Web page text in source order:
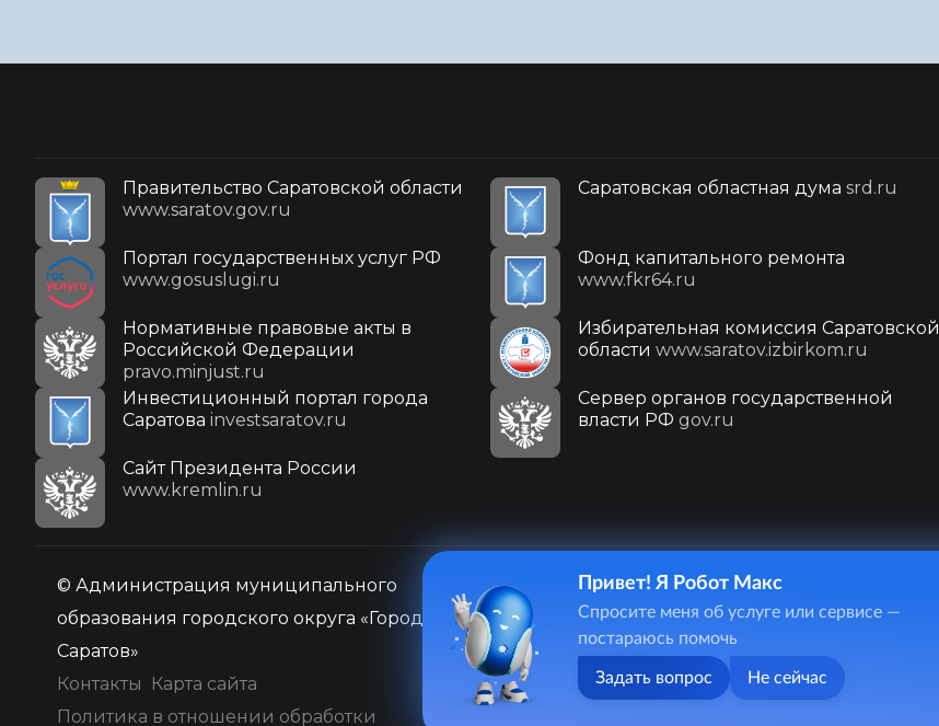
Правительство Саратовской области
www.saratov.gov.ru
Саратовская областная дума srd.ru
Портал государственных услуг РФ
www.gosuslugi.ru
Фонд капитального ремонта
www.fkr64.ru
Нормативные правовые акты в
Российской Федерации
pravo.minjust.ru
Избирательная комиссия Саратовской
области www.saratov.izbirkom.ru
Инвестиционный портал города
Саратова investsaratov.ru
Сервер органов государственной
власти РФ gov.ru
Cайт Президента России
www.kremlin.ru
© Администрация муниципального
образования городского округа «Город
Саратов»
Контакты
Карта сайта
Политика в отношении обработки
410031, г. Саратов, ул. Первомайская, д. 78
+7(8452)26-02-49
Привет! Я Робот Макс
Спросите меня об услуге или сервисе —
постараюсь помочь
Задать вопрос Не сейчас